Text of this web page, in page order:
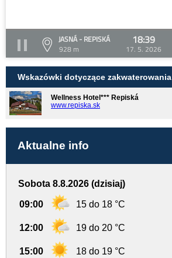
JASNÁ - REPISKÁ
928 m
18:39
17. 5. 2026
Wskazówki dotyczące zakwaterowania
Wellness Hotel*** Repiská
www.repiska.sk
Aktualne info
Sobota 8.8.2026 (dzisiaj)
09:00 15 do 18 °C
12:00 19 do 20 °C
15:00 18 do 19 °C